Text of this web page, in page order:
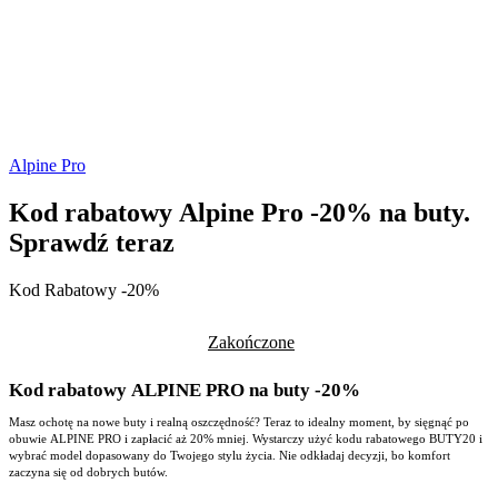
Alpine Pro
Kod rabatowy Alpine Pro -20% na buty.
Sprawdź teraz
Kod Rabatowy -20%
Zakończone
Kod rabatowy ALPINE PRO na buty -20%
Masz ochotę na nowe buty i realną oszczędność? Teraz to idealny moment, by sięgnąć po
obuwie ALPINE PRO i zapłacić aż 20% mniej. Wystarczy użyć kodu rabatowego BUTY20 i
wybrać model dopasowany do Twojego stylu życia. Nie odkładaj decyzji, bo komfort
zaczyna się od dobrych butów.